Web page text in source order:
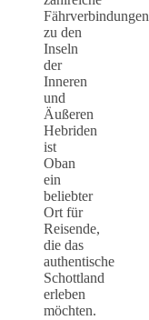
Fährverbindungen
zu den
Inseln
der
Inneren
und
Äußeren
Hebriden
ist
Oban
ein
beliebter
Ort für
Reisende,
die das
authentische
Schottland
erleben
möchten.